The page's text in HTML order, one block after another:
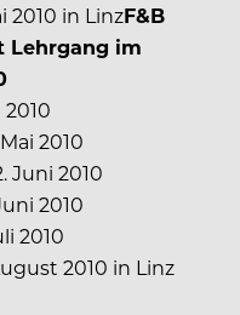
2010 in LinzF&B
Lehrgang im
2010
2010
Juni 2010
2010
2010
2010 in Linz